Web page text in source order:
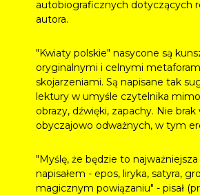
autobiograficznych dotyczących
autora.
"Kwiaty polskie" nasycone są
oryginalnymi i celnymi
skojarzeniami. Są napisane tak
lektury w umyśle czytelnika
obrazy, dźwięki, zapachy. Nie
obyczajowo odważnych, w tym
"Myślę, że będzie to
napisałem - epos, liryka, satyra,
magicznym powiązaniu" - pisał